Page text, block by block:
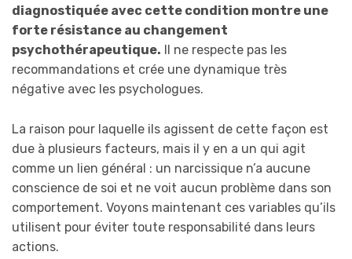
diagnostiquée avec cette condition montre une
forte résistance au changement
psychothérapeutique. Il ne respecte pas les
recommandations et crée une dynamique très
négative avec les psychologues.
La raison pour laquelle ils agissent de cette façon est
due à plusieurs facteurs, mais il y en a un qui agit
comme un lien général : un narcissique n’a aucune
conscience de soi et ne voit aucun problème dans son
comportement. Voyons maintenant ces variables qu’ils
utilisent pour éviter toute responsabilité dans leurs
actions.